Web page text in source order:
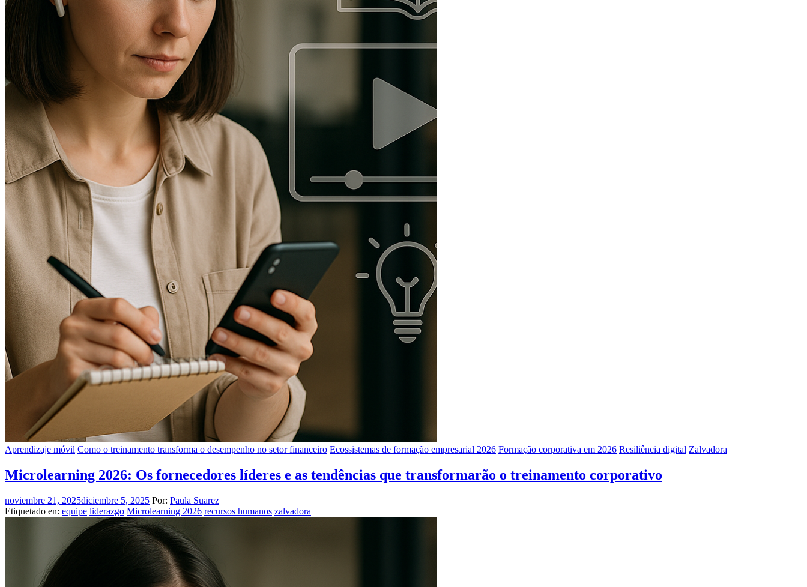
Aprendizaje móvil Como o treinamento transforma o desempenho no setor financeiro Ecossistemas de formação empresarial 2026 Formação corporativa em 2026 Resiliência digital Zalvadora
Microlearning 2026: Os fornecedores líderes e as tendências que transformarão o treinamento corporativo
noviembre 21, 2025diciembre 5, 2025 Por: Paula Suarez
Etiquetado en: equipe liderazgo Microlearning 2026 recursos humanos zalvadora